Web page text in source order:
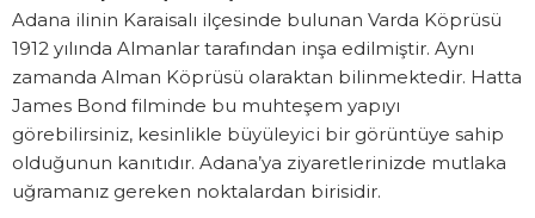
Adana ilinin Karaisalı ilçesinde bulunan Varda Köprüsü
1912 yılında Almanlar tarafından inşa edilmiştir. Aynı
zamanda Alman Köprüsü olaraktan bilinmektedir. Hatta
James Bond filminde bu muhteşem yapıyı
görebilirsiniz, kesinlikle büyüleyici bir görüntüye sahip
olduğunun kanıtıdır. Adana’ya ziyaretlerinizde mutlaka
uğramanız gereken noktalardan birisidir.